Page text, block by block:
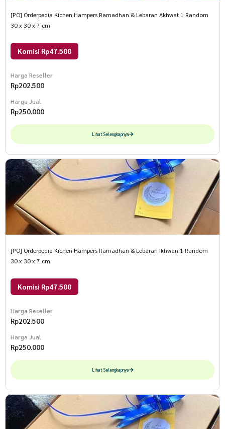
[PO] Orderpedia Kichen Hampers Ramadhan & Lebaran Akhwat 1 Random
30 x 30 x 7 cm
Komisi Rp47.500
Harga Reseller
Rp202.500
Harga Jual
Rp250.000
Lihat Selengkapnya
[PO] Orderpedia Kichen Hampers Ramadhan & Lebaran Ikhwan 1 Random
30 x 30 x 7 cm
Komisi Rp47.500
Harga Reseller
Rp202.500
Harga Jual
Rp250.000
Lihat Selengkapnya